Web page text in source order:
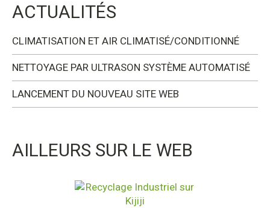
ACTUALITÉS
CLIMATISATION ET AIR CLIMATISÉ/CONDITIONNÉ
NETTOYAGE PAR ULTRASON SYSTÈME AUTOMATISÉ
LANCEMENT DU NOUVEAU SITE WEB
AILLEURS SUR LE WEB